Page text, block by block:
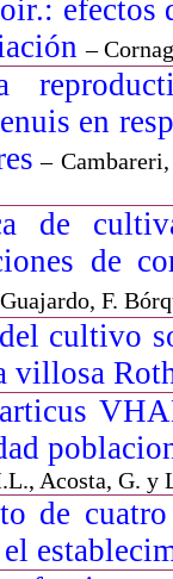
–
en
–
de
de
F.
cultivo
villosa
Acosta, G. y
de